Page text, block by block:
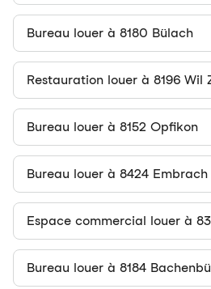
Bureau louer à 8180 Bülach
Restauration louer à 8196 Wil
Bureau louer à 8152 Opfikon
Bureau louer à 8424 Embrach
Espace commercial louer à
Bureau louer à 8184